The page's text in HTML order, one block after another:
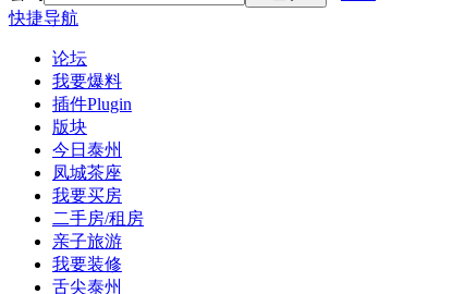
快捷导航
论坛
我要爆料
插件Plugin
版块
今日泰州
凤城茶座
我要买房
二手房/租房
亲子旅游
我要装修
舌尖泰州